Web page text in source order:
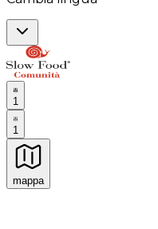
1
1
mappa
Esperienze culinarie